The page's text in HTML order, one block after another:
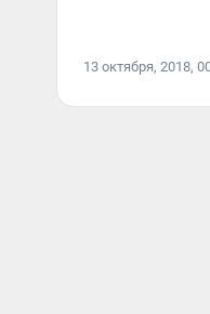
13 октября, 2018,